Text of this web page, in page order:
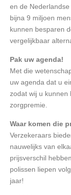
en de
bijna 9 miljoen
kunnen besparen
vergelijkbaar
Pak uw agenda!
Met die
uw agenda dat u
zodat wij u kunnen
zorgpremie.
Waar komen die
Verzekeraars
nauwelijks van
prijsverschil
polissen liepen
jaar!